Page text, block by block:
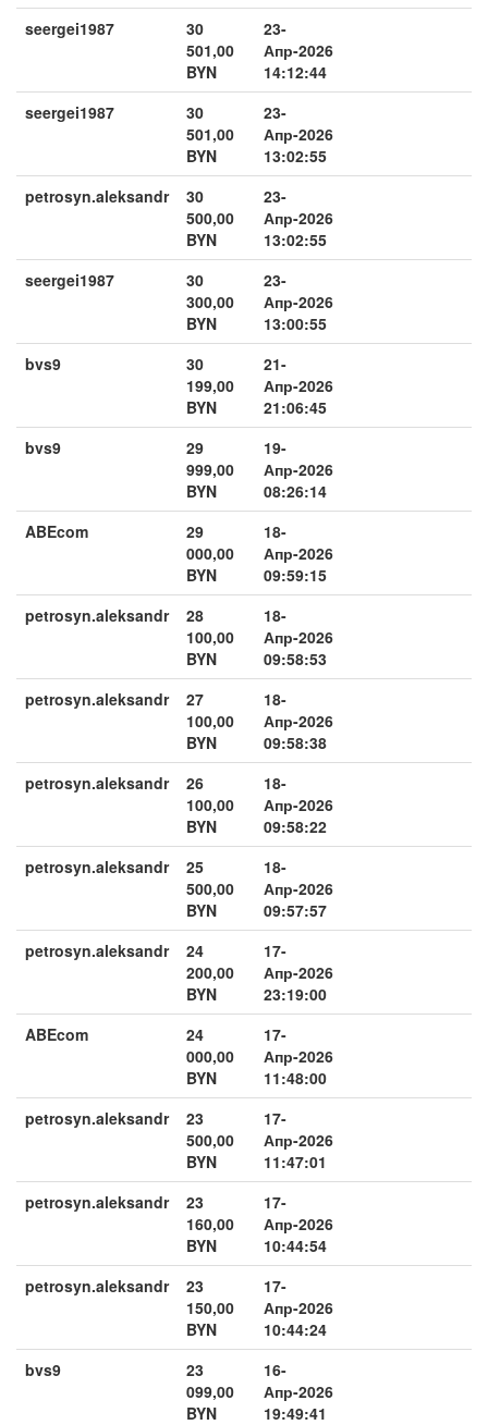
seergei1987
30
501,00
BYN
23-
Апр-2026
14:12:44
seergei1987
30
501,00
BYN
23-
Апр-2026
13:02:55
petrosyn.aleksandr
30
500,00
BYN
23-
Апр-2026
13:02:55
seergei1987
30
300,00
BYN
23-
Апр-2026
13:00:55
bvs9
30
199,00
BYN
21-
Апр-2026
21:06:45
bvs9
29
999,00
BYN
19-
Апр-2026
08:26:14
ABEcom
29
000,00
BYN
18-
Апр-2026
09:59:15
petrosyn.aleksandr
28
100,00
BYN
18-
Апр-2026
09:58:53
petrosyn.aleksandr
27
100,00
BYN
18-
Апр-2026
09:58:38
petrosyn.aleksandr
26
100,00
BYN
18-
Апр-2026
09:58:22
petrosyn.aleksandr
25
500,00
BYN
18-
Апр-2026
09:57:57
petrosyn.aleksandr
24
200,00
BYN
17-
Апр-2026
23:19:00
ABEcom
24
000,00
BYN
17-
Апр-2026
11:48:00
petrosyn.aleksandr
23
500,00
BYN
17-
Апр-2026
11:47:01
petrosyn.aleksandr
23
160,00
BYN
17-
Апр-2026
10:44:54
petrosyn.aleksandr
23
150,00
BYN
17-
Апр-2026
10:44:24
bvs9
23
099,00
BYN
16-
Апр-2026
19:49:41